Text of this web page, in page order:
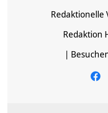
Redaktion
|